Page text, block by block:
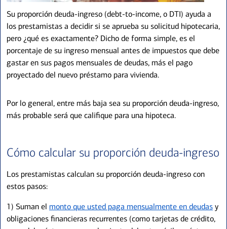
Su proporción deuda-ingreso (debt-to-income, o DTI) ayuda a
los prestamistas a decidir si se aprueba su solicitud hipotecaria,
pero ¿qué es exactamente? Dicho de forma simple, es el
porcentaje de su ingreso mensual antes de impuestos que debe
gastar en sus pagos mensuales de deudas, más el pago
proyectado del nuevo préstamo para vivienda.
Por lo general, entre más baja sea su proporción deuda-ingreso,
más probable será que califique para una hipoteca.
Cómo calcular su proporción deuda-ingreso
Los prestamistas calculan su proporción deuda-ingreso con
estos pasos:
1) Suman el monto que usted paga mensualmente en deudas y
obligaciones financieras recurrentes (como tarjetas de crédito,